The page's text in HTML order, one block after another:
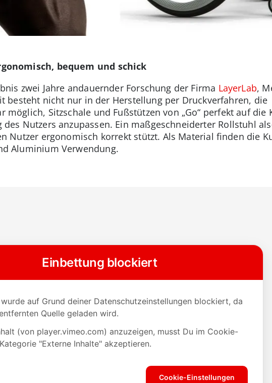
bequem und schick
zwei Jahre andauernder Forschung der Firma LayerLab,
besteht nicht nur in der Herstellung per Druckverfahren, die
möglich, Sitzschale und Fußstützen von „Go“ perfekt auf die
Nutzers anzupassen. Ein maßgeschneiderter Rollstuhl
Nutzer ergonomisch korrekt stützt. Als Material finden die
Aluminium Verwendung.